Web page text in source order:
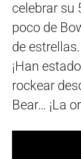
celebrar su
poco de
de
¡Han
rockear
Bear… ¡La